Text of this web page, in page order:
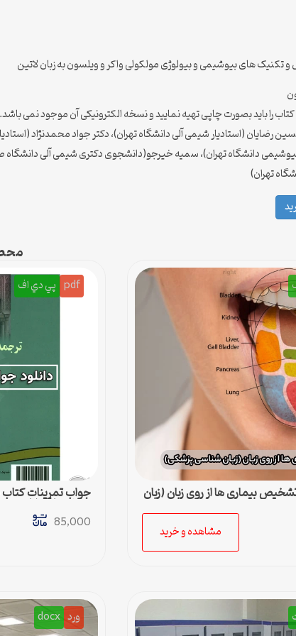
را باید بصورت چاپی تهیه نمایید و نسخه الکترونیکی آن موجود نمی باشد.
رضایان (استادیار شیمی آلی دانشگاه تهران)، دکتر جواد محمدنژاد
دانشگاه تهران)، سمیه خیرجو(دانشجوی دکتری شیمی آلی دانشگاه
تهران)
بیماری ها از روی زبان (زبان
مشاهده و خرید
pdf پي دي اف
جواب تمرینات کتاب
سالار منافی اناری
85,000
ورد docx